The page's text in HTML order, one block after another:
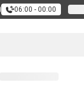
06:00 - 00:00